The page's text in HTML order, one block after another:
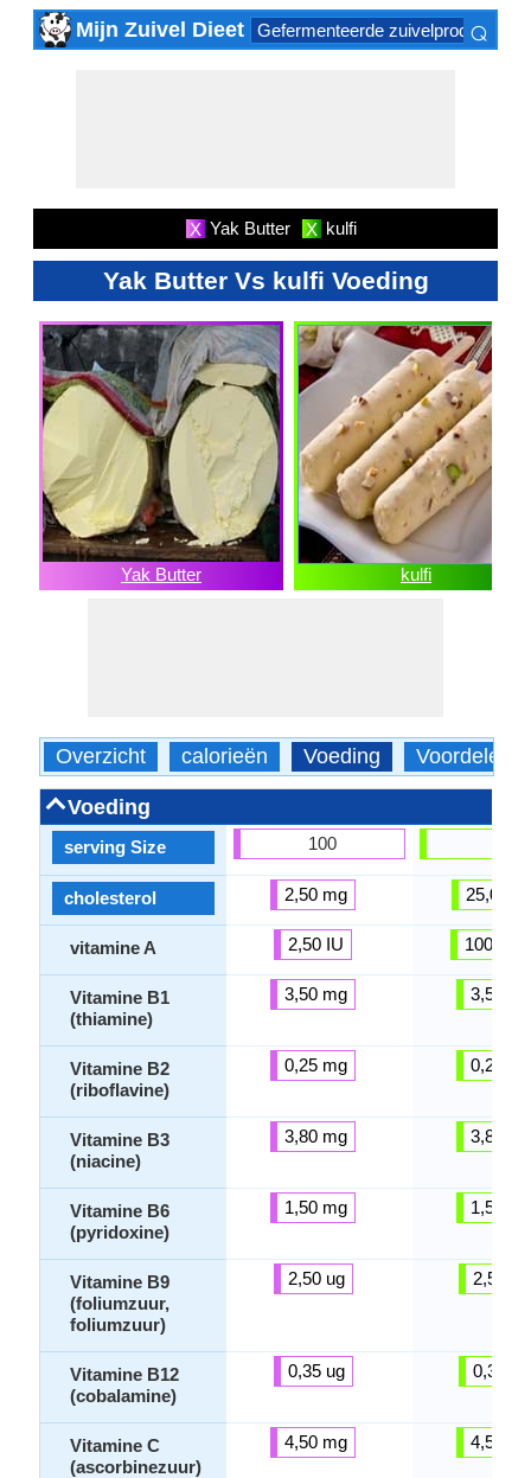
Mijn Zuivel Dieet Gefermenteerde zuivelproducten
⌕
X Yak Butter X kulfi
Yak Butter Vs kulfi Voeding
Yak Butter kulfi
Overzicht calorieën Voeding Voordelen
Voeding
serving Size
cholesterol
vitamine A
Vitamine B1
(thiamine)
Vitamine B2
(riboflavine)
Vitamine B3
(niacine)
Vitamine B6
(pyridoxine)
Vitamine B9
(foliumzuur,
foliumzuur)
Vitamine B12
(cobalamine)
Vitamine C
(ascorbinezuur)
100
2,50 mg
2,50 IU
3,50 mg
0,25 mg
3,80 mg
1,50 mg
2,50 ug
0,35 ug
4,50 mg
25,00
100,00
3,50
0,25
3,80
1,50
2,50 ug
0,35 ug
4,50